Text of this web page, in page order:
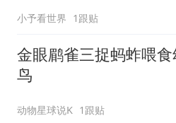
小予看世界 1跟贴
金眼鹛雀三捉蚂蚱喂食
鸟
动物星球说K 1跟贴